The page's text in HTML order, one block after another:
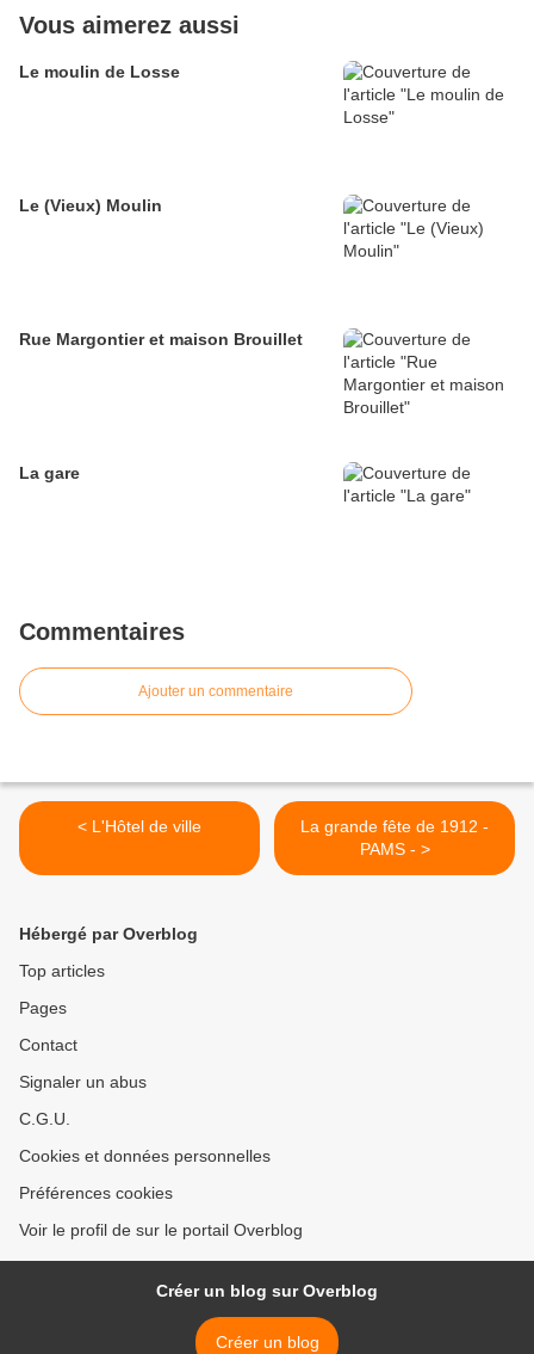
Vous aimerez aussi
Le moulin de Losse
Le (Vieux) Moulin
Rue Margontier et maison Brouillet
La gare
Commentaires
Ajouter un commentaire
< L'Hôtel de ville
La grande fête de 1912 -
PAMS - >
Hébergé par Overblog
Top articles
Pages
Contact
Signaler un abus
C.G.U.
Cookies et données personnelles
Préférences cookies
Voir le profil de sur le portail Overblog
Créer un blog sur Overblog
Créer un blog